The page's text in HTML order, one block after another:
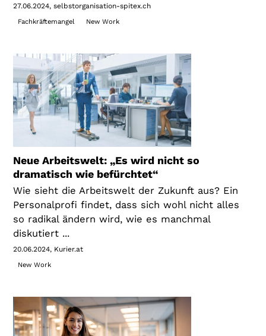
27.06.2024 selbstorganisation-spitex.ch
Fachkräftemangel New Work
Neue Arbeitswelt: „Es wird nicht so
dramatisch wie befürchtet“
Wie sieht die Arbeitswelt der Zukunft aus? Ein
Personalprofi findet, dass sich wohl nicht alles
so radikal ändern wird, wie es manchmal
diskutiert ...
20.06.2024 Kurier.at
New Work